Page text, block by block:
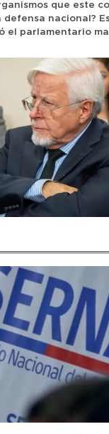
que este
nacional?
el parlamentario